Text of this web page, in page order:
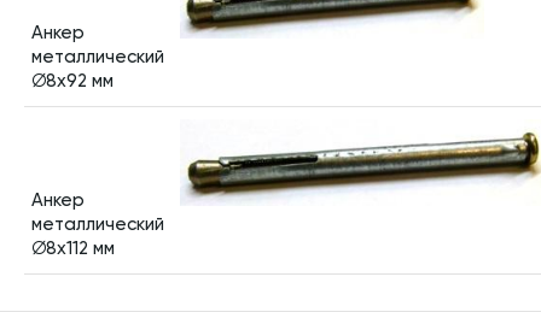
Анкер
металлический
∅8х92 мм
Анкер
металлический
∅8х112 мм